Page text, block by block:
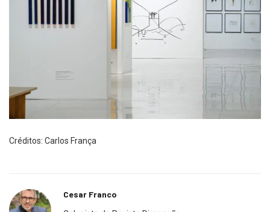
Créditos: Carlos França
Cesar Franco